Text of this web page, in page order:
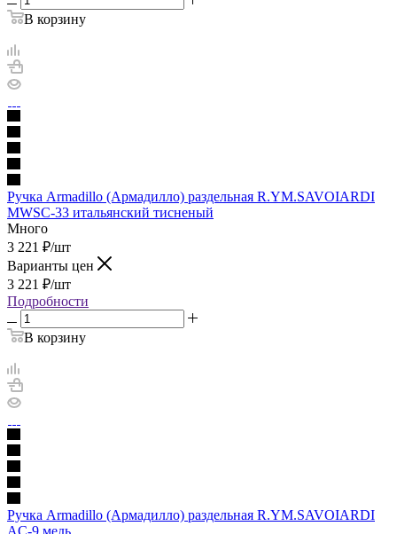
В корзину
Ручка Armadillo (Армадилло) раздельная R.YM.SAVOIARDI
MWSC-33 итальянский тисненый
Много
3 221 ₽/шт
Варианты цен
3 221 ₽/шт
Подробности
В корзину
Ручка Armadillo (Армадилло) раздельная R.YM.SAVOIARDI
AC-9 медь